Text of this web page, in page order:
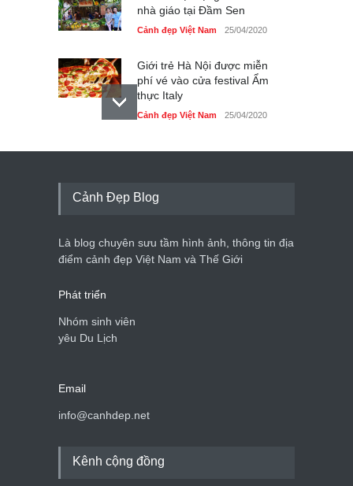
nhà giáo tại Đầm Sen
Cảnh đẹp Việt Nam 25/04/2020
Giới trẻ Hà Nội được miễn
phí vé vào cửa festival Ẩm
thực Italy
Cảnh đẹp Việt Nam 25/04/2020
Tam giác mạch khoe sắc
du lịch quốc gia
Cảnh đẹp Việt Nam 24/04/2020
Cảnh Đẹp Blog
Là blog chuyên sưu tầm hình ảnh, thông tin địa
điểm cảnh đẹp Việt Nam và Thế Giới
Phát triển
Nhóm sinh viên
yêu Du Lịch
Email
info@canhdep.net
Kênh cộng đồng